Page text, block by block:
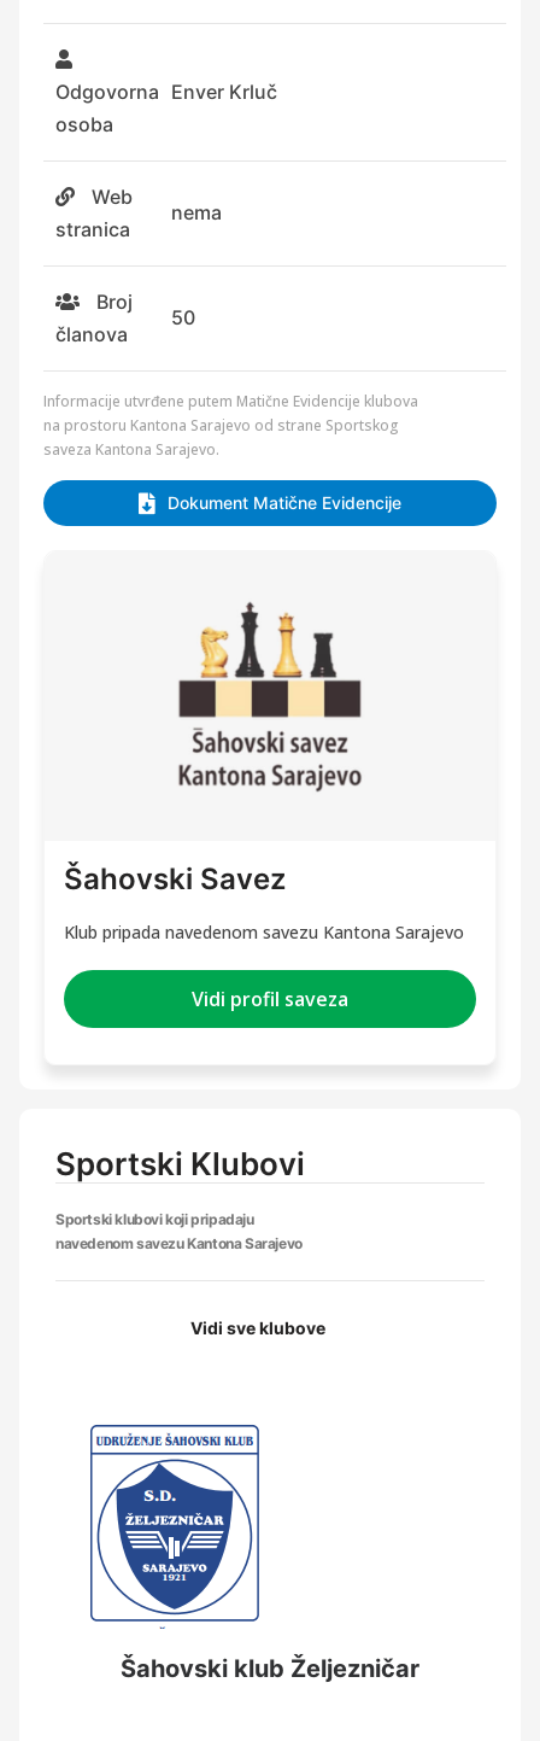
Odgovorna
osoba
Enver Krluč
Web
stranica
nema
Broj
članova
50
Informacije utvrđene putem Matične Evidencije klubova
na prostoru Kantona Sarajevo od strane Sportskog
saveza Kantona Sarajevo.
Dokument Matične Evidencije
Šahovski Savez
Klub pripada navedenom savezu Kantona Sarajevo
Vidi profil saveza
Sportski Klubovi
Sportski klubovi koji pripadaju
navedenom savezu Kantona Sarajevo
Vidi sve klubove
Šahovski klub Željezničar